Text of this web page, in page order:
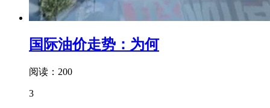
国际油价走势：为何
阅读：200
3